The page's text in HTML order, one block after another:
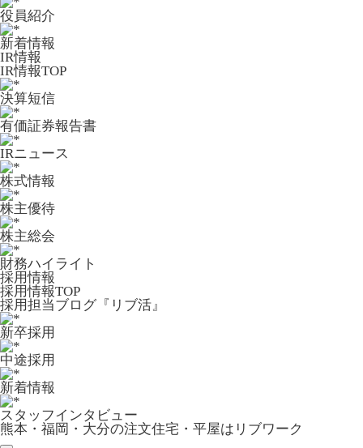
役員紹介
新着情報
IR情報
IR情報TOP
決算短信
有価証券報告書
IRニュース
株式情報
株主優待
株主総会
財務ハイライト
採用情報
採用情報TOP
採用担当ブログ『リブ活』
新卒採用
中途採用
新着情報
スタッフインタビュー
熊本・福岡・大分の注文住宅・平屋はリブワーク